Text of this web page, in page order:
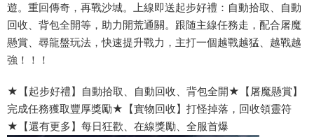
遊。重回傳奇，再戰沙城。上線即送起步好禮：自動拾取、自動
回收、背包全開等，助力開荒通關。跟随主線任務走，配合屠魔
懸賞、尋龍盤玩法，快速提升戰力，主打一個越戰越猛、越戰越
強！！！
★【起步好禮】自動拾取、自動回收、背包全開★【屠魔懸賞】
完成任務獲取豐厚獎勵★【實物回收】打怪掉落，回收領靈符
★【還有更多】每日狂歡、在線獎勵、全服首爆